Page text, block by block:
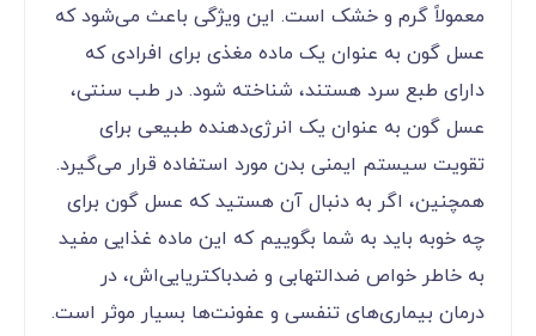
معمولاً گرم و خشک است. این ویژگی‌ باعث می‌شود که
عسل گون به عنوان یک ماده مغذی برای افرادی که
دارای طبع سرد هستند، شناخته شود. در طب سنتی،
عسل گون به عنوان یک انرژی‌دهنده طبیعی برای
تقویت سیستم ایمنی بدن مورد استفاده قرار می‌گیرد.
همچنین، اگر به دنبال آن هستید که عسل گون برای
چه خوبه باید به شما بگوییم که این ماده غذایی مفید
به خاطر خواص ضدالتهابی و ضدباکتریایی‌اش، در
درمان بیماری‌های تنفسی و عفونت‌ها بسیار موثر است.